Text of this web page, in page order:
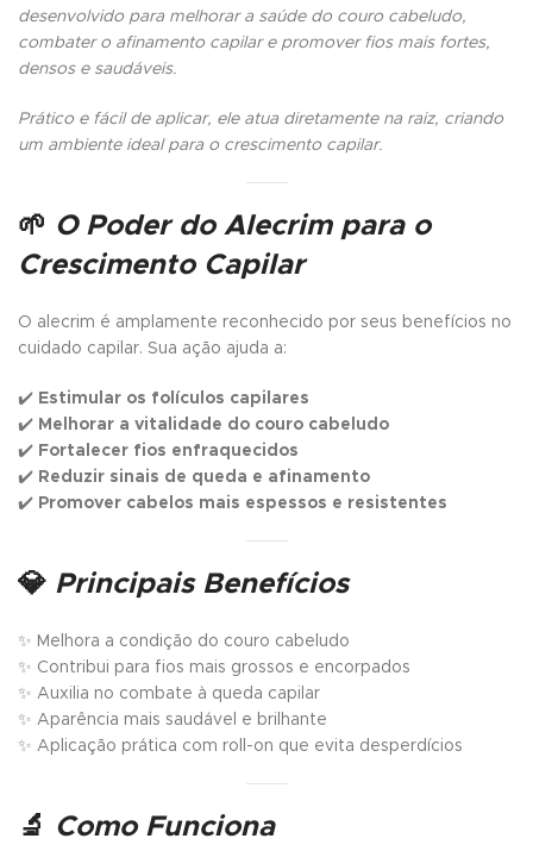
desenvolvido para melhorar a saúde do couro cabeludo,
combater o afinamento capilar e promover fios mais fortes,
densos e saudáveis.
Prático e fácil de aplicar, ele atua diretamente na raiz, criando
um ambiente ideal para o crescimento capilar.
🌱 O Poder do Alecrim para o
Crescimento Capilar
O alecrim é amplamente reconhecido por seus benefícios no
cuidado capilar. Sua ação ajuda a:
✔️ Estimular os folículos capilares
✔️ Melhorar a vitalidade do couro cabeludo
✔️ Fortalecer fios enfraquecidos
✔️ Reduzir sinais de queda e afinamento
✔️ Promover cabelos mais espessos e resistentes
💎 Principais Benefícios
✨ Melhora a condição do couro cabeludo
✨ Contribui para fios mais grossos e encorpados
✨ Auxilia no combate à queda capilar
✨ Aparência mais saudável e brilhante
✨ Aplicação prática com roll-on que evita desperdícios
🔬 Como Funciona